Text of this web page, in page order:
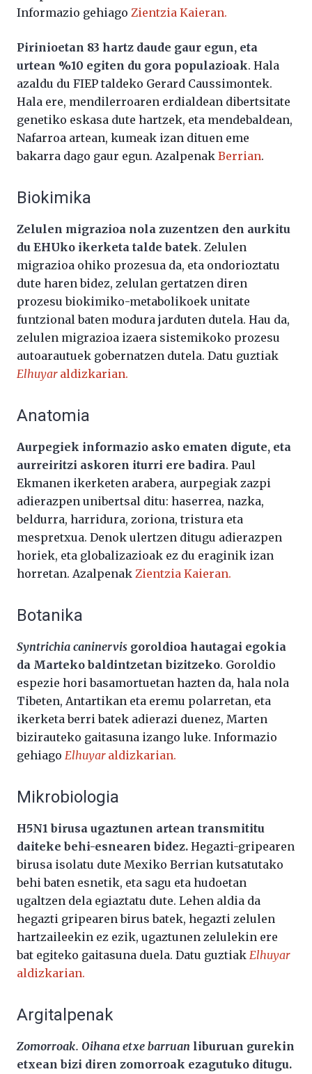
Informazio gehiago Zientzia Kaieran.
Pirinioetan 83 hartz daude gaur egun, eta
urtean %10 egiten du gora populazioak. Hala
azaldu du FIEP taldeko Gerard Caussimontek.
Hala ere, mendilerroaren erdialdean dibertsitate
genetiko eskasa dute hartzek, eta mendebaldean,
Nafarroa artean, kumeak izan dituen eme
bakarra dago gaur egun. Azalpenak Berrian.
Biokimika
Zelulen migrazioa nola zuzentzen den aurkitu
du EHUko ikerketa talde batek. Zelulen
migrazioa ohiko prozesua da, eta ondorioztatu
dute haren bidez, zelulan gertatzen diren
prozesu biokimiko-metabolikoek unitate
funtzional baten modura jarduten dutela. Hau da,
zelulen migrazioa izaera sistemikoko prozesu
autoarautuek gobernatzen dutela. Datu guztiak
Elhuyaraldizkarian.
Anatomia
Aurpegiek informazio asko ematen digute, eta
aurreiritzi askoren iturri ere badira. Paul
Ekmanen ikerketen arabera, aurpegiak zazpi
adierazpen unibertsal ditu: haserrea, nazka,
beldurra, harridura, zoriona, tristura eta
mespretxua. Denok ulertzen ditugu adierazpen
horiek, eta globalizazioak ez du eraginik izan
horretan. Azalpenak Zientzia Kaieran.
Botanika
Syntrichia caninervis goroldioa hautagai egokia
da Marteko baldintzetan bizitzeko. Goroldio
espezie hori basamortuetan hazten da, hala nola
Tibeten, Antartikan eta eremu polarretan, eta
ikerketa berri batek adierazi duenez, Marten
bizirauteko gaitasuna izango luke. Informazio
gehiago Elhuyaraldizkarian.
Mikrobiologia
H5N1 birusa ugaztunen artean transmititu
daiteke behi-esnearen bidez. Hegazti-gripearen
birusa isolatu dute Mexiko Berrian kutsatutako
behi baten esnetik, eta sagu eta hudoetan
ugaltzen dela egiaztatu dute. Lehen aldia da
hegazti gripearen birus batek, hegazti zelulen
hartzaileekin ez ezik, ugaztunen zelulekin ere
bat egiteko gaitasuna duela. Datu guztiak Elhuyar
aldizkarian.
Argitalpenak
Zomorroak. Oihana etxe barruan liburuan gurekin
etxean bizi diren zomorroak ezagutuko ditugu.